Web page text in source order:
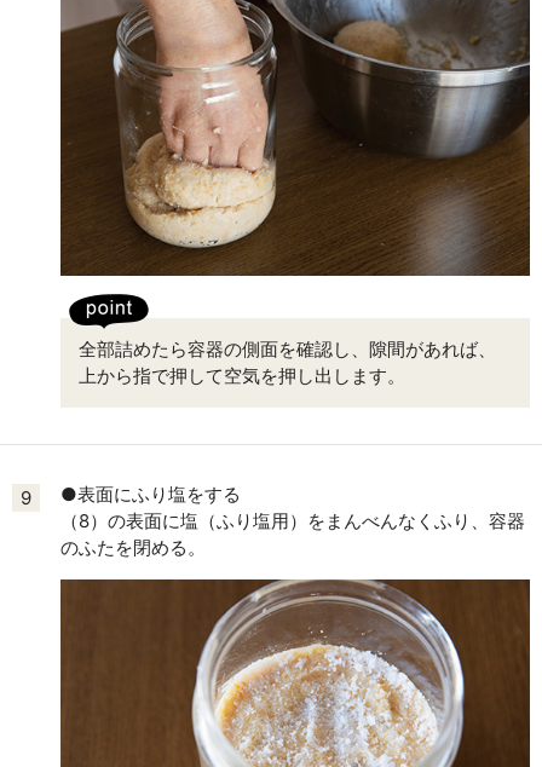
全部詰めたら容器の側面を確認し、隙間があれば、
上から指で押して空気を押し出します。
9
●表面にふり塩をする
（8）の表面に塩（ふり塩用）をまんべんなくふり、容器
のふたを閉める。